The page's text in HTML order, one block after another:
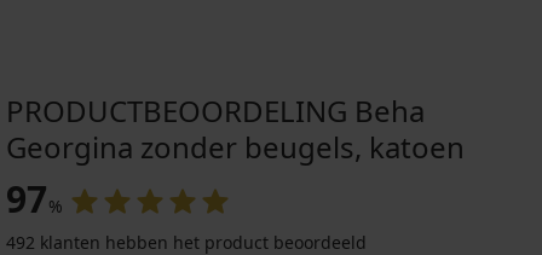
PRODUCTBEOORDELING Beha
Georgina zonder beugels, katoen
97%
492 klanten hebben het product beoordeeld